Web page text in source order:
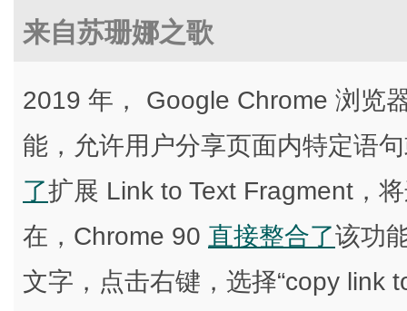
来自苏珊娜之歌
2019 年， Google Chrome 浏览
能，允许用户分享页面内特定语
了扩展 Link to Text Fragment，
在，Chrome 90 直接整合了该功
文字，点击右键，选择“copy link